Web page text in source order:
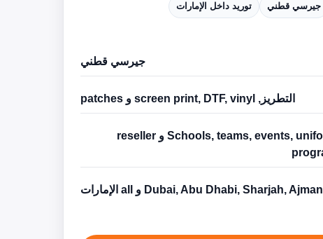
جيرسي قطني توريد داخل الإمارات
جيرسي قطني
التطريز, screen print, DTF, vinyl و patches
Schools, teams, events, uniforms و reseller
Dubai, Abu Dhabi, Sharjah, Ajman و all الإمارات